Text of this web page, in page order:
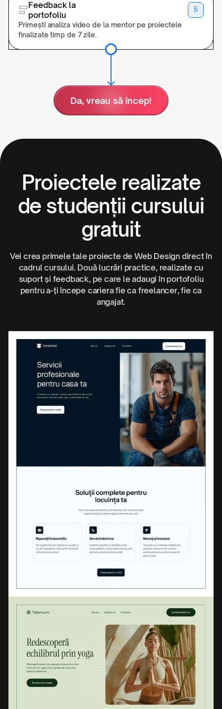
Feedback la
portofoliu
5
Primești analiza video de la mentor pe proiectele
finalizate timp de 7 zile.
Da, vreau să încep!
Proiectele realizate
de studenții cursului
gratuit
Vei crea primele tale proiecte de Web Design direct în
cadrul cursului. Două lucrări practice, realizate cu
suport și feedback, pe care le adaugi în portofoliu
pentru a-ți începe cariera fie ca freelancer, fie ca
angajat.